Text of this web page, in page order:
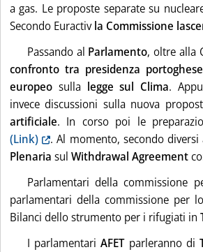
a gas. Le proposte separate su
Secondo Euractivla Commissione
Passando al Parlamento, oltre alla
confronto tra presidenza
europeo sulla legge sul Clima.
invece discussioni sulla nuova
artificiale. In corso poi le
(Link) . Al momento, secondo
Plenaria sul Withdrawal Agreement
Parlamentari della commissione
parlamentari della commissione per
Bilanci dello strumento per i rifugiati in
I parlamentariAFETparleranno di